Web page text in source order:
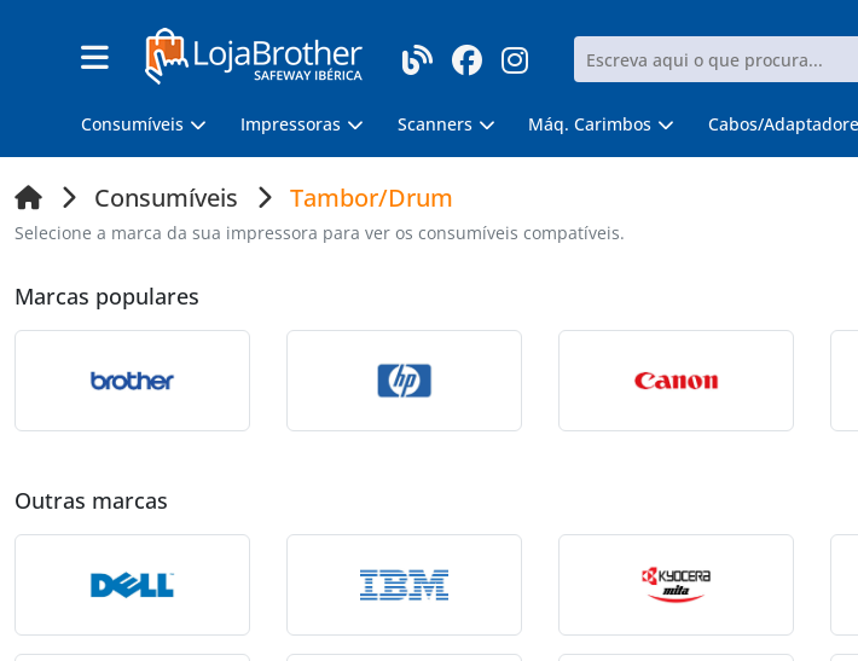
Consumíveis Impressoras Scanners Máq. Carimbos Cabos/
Consumíveis Tambor/Drum
Selecione a marca da sua impressora para ver os consumíveis compatíveis.
Marcas populares
Outras marcas